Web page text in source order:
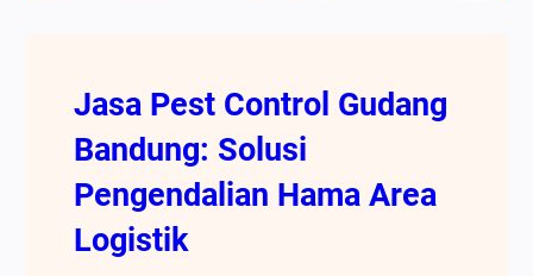
Jasa Pest Control Gudang
Bandung: Solusi
Pengendalian Hama Area
Logistik